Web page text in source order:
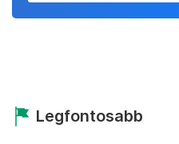
Legfontosabb